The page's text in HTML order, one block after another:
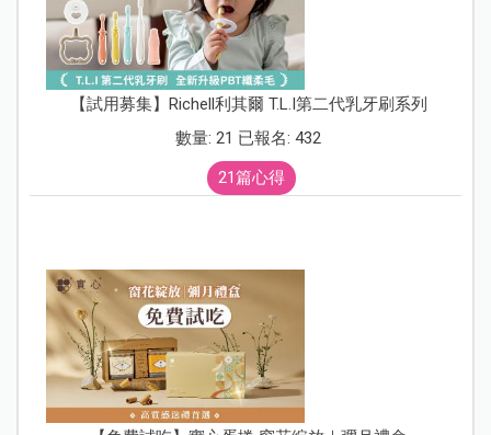
【試用募集】Richell利其爾 T.L.I第二代乳牙刷系列
數量: 21 已報名: 432
21篇心得